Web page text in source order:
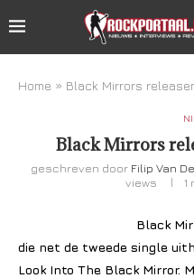
Home » Black Mirrors
Black Mirrors
geschreven door Filip Van
views
1
Black
die net de tweede single
Look Into The Black Mirror.